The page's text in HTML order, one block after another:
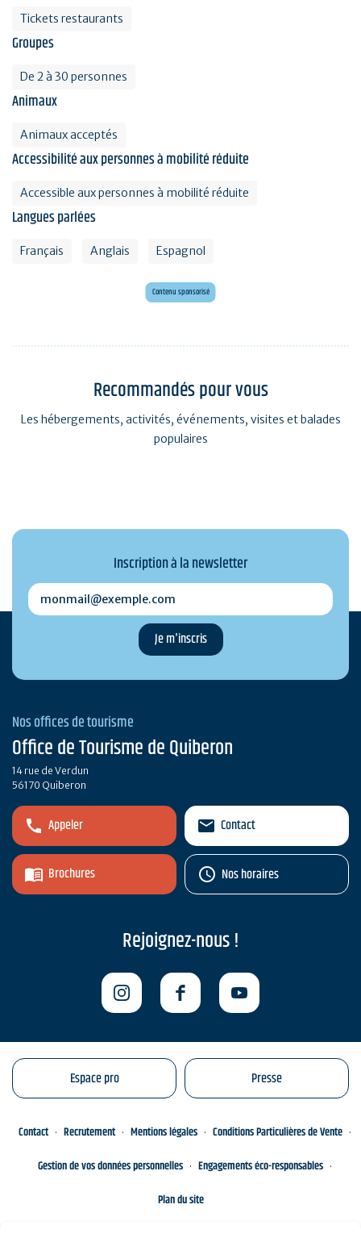
Tickets restaurants
Groupes
De 2 à 30 personnes
Animaux
Animaux acceptés
Accessibilité aux personnes à mobilité réduite
Accessible aux personnes à mobilité réduite
Langues parlées
Français Anglais Espagnol
Contenu sponsorisé
Maxi mini golf 26 trous à deux pas de l'océan
Recommandés pour vous
Les hébergements, activités, événements, visites et balades
populaires
Inscription à la newsletter
monmail@exemple.com
Nos offices de tourisme
Office de Tourisme de Quiberon
14 rue de Verdun
56170 Quiberon
Appeler
Brochures
Contact
Nos horaires
Rejoignez-nous !
Espace pro Presse
Contact Recrutement Mentions légales
Conditions Particulières de Vente
Gestion de vos données personnelles
Engagements éco-responsables
Plan du site